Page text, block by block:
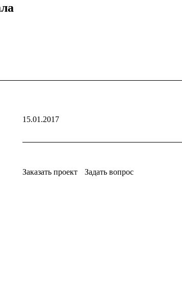
15.01.2017
Заказать проект Задать вопрос